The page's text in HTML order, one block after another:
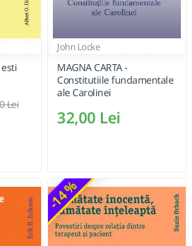
Lei
John Locke
MAGNA CARTA -
Constitutiile fundamentale
ale Carolinei
32,00 Lei
-14 %